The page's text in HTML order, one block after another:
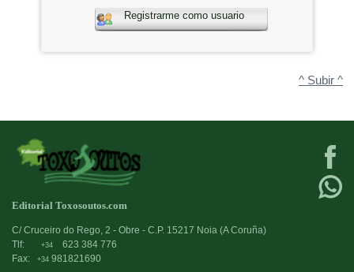
Registrarme como usuario
^ Subir ^
Editorial Toxosoutos.com
C/ Cruceiro do Rego, 2 - Obre - C.P. 15217 Noia (A Coruña)
Tlf:
+34
623 384 776
Fax:
+34 981821690